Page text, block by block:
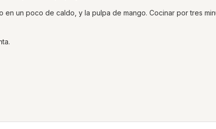
un poco de caldo, y la pulpa de mango. Cocinar por tres